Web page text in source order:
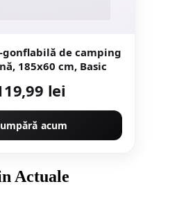
gonflabilă de camping
185x60 cm, Basic
lei
acum
Actuale